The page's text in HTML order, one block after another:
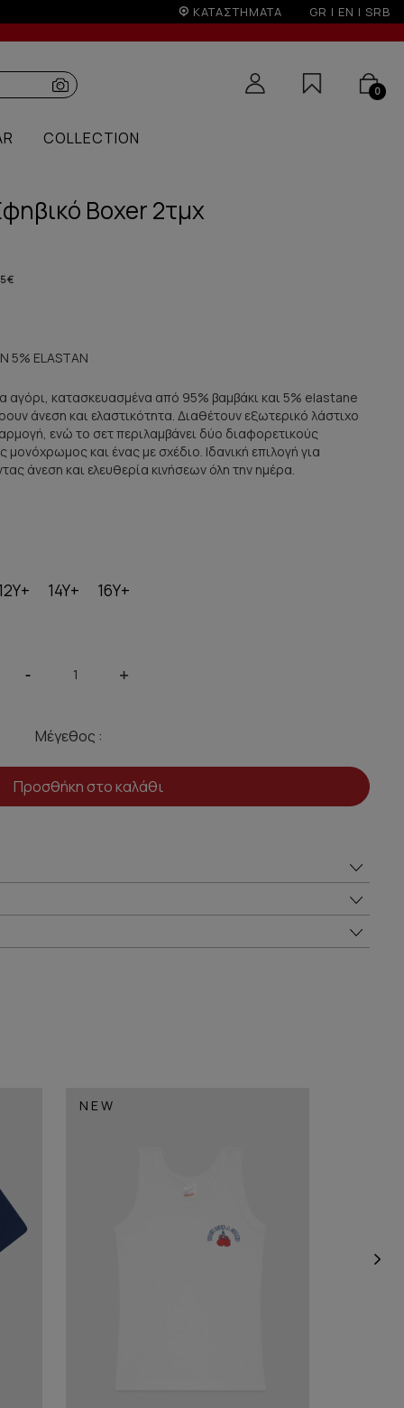
ΚΑΤΑΣΤΗΜΑΤΑ GR | EN | SRB
0
COLLECTION
Boxer 2τμχ
€
5% ELASTAN
αγόρι, κατασκευασμένα από 95% βαμβάκι και 5% elastane
άνεση και ελαστικότητα. Διαθέτουν εξωτερικό λάστιχο
ενώ το σετ περιλαμβάνει δύο διαφορετικούς
και ένας με σχέδιο. Ιδανική επιλογή για
άνεση και ελευθερία κινήσεων όλη την ημέρα.
14Y+ 16Y+
- +
Μέγεθος :
Προσθήκη στο καλάθι
NEW